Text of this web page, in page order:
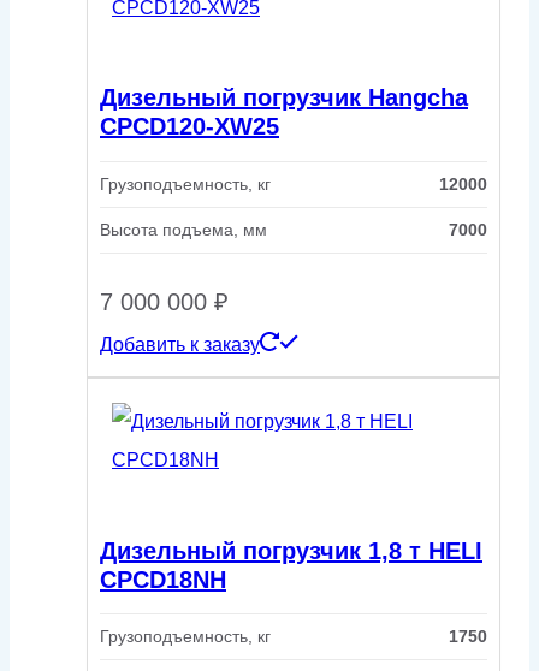
Дизельный погрузчик Hangcha
CPCD120-XW25
Грузоподъемность, кг 12000
Высота подъема, мм 7000
7 000 000 ₽
Добавить к заказу
Дизельный погрузчик 1,8 т HELI
CPСD18NH
Грузоподъемность, кг 1750